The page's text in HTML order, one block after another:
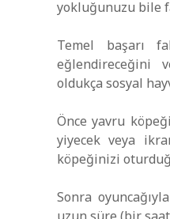
yokluğunuzu bile
Temel başarı
eğlendireceğini
oldukça sosyal
Önce yavru
yiyecek veya
köpeğinizi
Sonra